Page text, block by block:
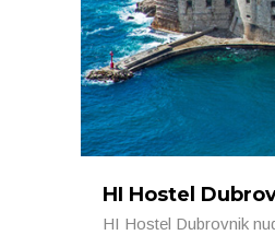
HI Hostel
HI Hostel Dubrovnik